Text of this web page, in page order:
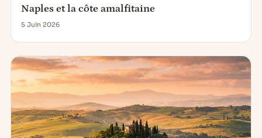
Naples et la côte amalfitaine
5 Juin 2026